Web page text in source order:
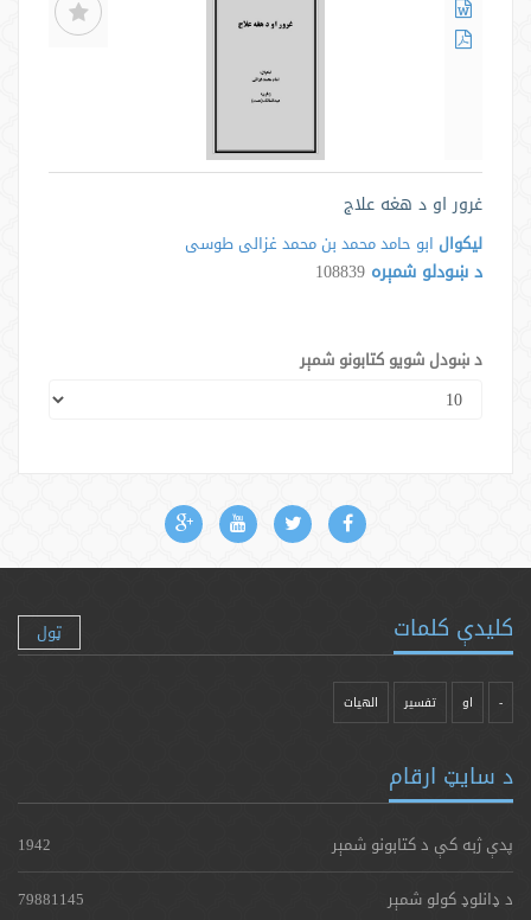
غرور او د هغه علاج
لیکوال ابو حامد محمد بن محمد غزالی طوسی
د ښودلو شمېره 108839
د ښودل شویو کتابونو شمېر
کلیدې کلمات ټول
- او تفسیر الهیات
د سایټ ارقام
پدې ژبه کې د کتابونو شمېر
1942
د ډانلوډ کولو شمېر
79881145